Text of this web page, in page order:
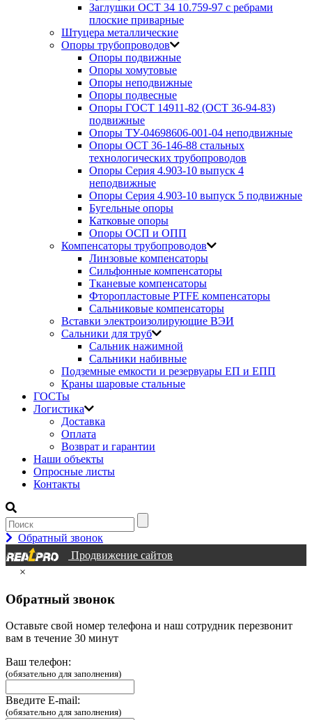
Заглушки ОСТ 34 10.759-97 с ребрами
плоские приварные
Штуцера металлические
Опоры трубопроводов
Опоры подвижные
Опоры хомутовые
Опоры неподвижные
Опоры подвесные
Опоры ГОСТ 14911-82 (ОСТ 36-94-83)
подвижные
Опоры ТУ-04698606-001-04 неподвижные
Опоры ОСТ 36-146-88 стальных
технологических трубопроводов
Опоры Серия 4.903-10 выпуск 4
неподвижные
Опоры Серия 4.903-10 выпуск 5 подвижные
Бугельные опоры
Катковые опоры
Опоры ОСП и ОПП
Компенсаторы трубопроводов
Линзовые компенсаторы
Сильфонные компенсаторы
Тканевые компенсаторы
Фторопластовые PTFE компенсаторы
Сальниковые компенсаторы
Вставки электроизолирующие ВЭИ
Сальники для труб
Сальник нажимной
Сальники набивные
Подземные емкости и резервуары ЕП и ЕПП
Краны шаровые стальные
ГОСТы
Логистика
Доставка
Оплата
Возврат и гарантии
Наши объекты
Опросные листы
Контакты
Обратный звонок
Продвижение сайтов
×
Обратный звонок
Оставьте свой номер телефона и наш сотрудник перезвонит
вам в течение 30 минут
Ваш телефон:
(обязательно для заполнения)
Введите E-mail:
(обязательно для заполнения)